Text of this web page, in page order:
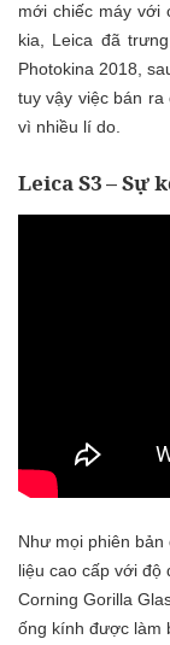
mới chiếc máy với
kia, Leica đã
Photokina 2018,
tuy vậy việc bán
vì nhiều lí do.
Leica S3 – Sự
Như mọi phiên
liệu cao cấp với độ
Corning Gorilla
ống kính được làm